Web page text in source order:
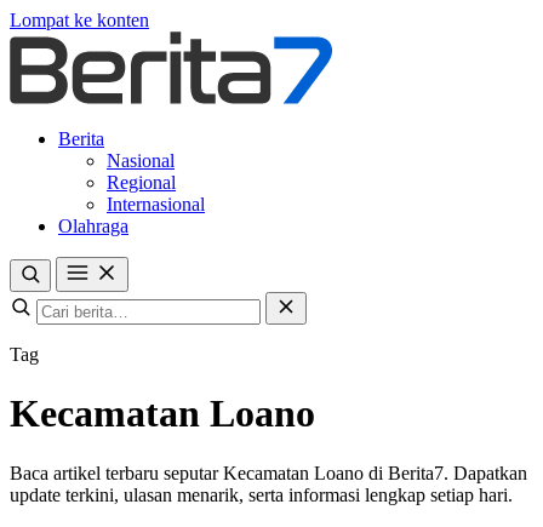
Lompat ke konten
Berita
Nasional
Regional
Internasional
Olahraga
Tag
Kecamatan Loano
Baca artikel terbaru seputar Kecamatan Loano di Berita7. Dapatkan
update terkini, ulasan menarik, serta informasi lengkap setiap hari.